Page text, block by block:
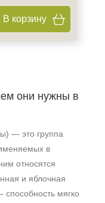
В корзину
они нужны в
— это группа
в
относятся
и яблочная
мягко